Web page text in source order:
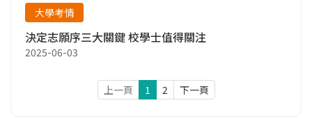
大學考情
決定志願序三大關鍵 校學士值得關注
2025-06-03
上一頁 1 2 下一頁